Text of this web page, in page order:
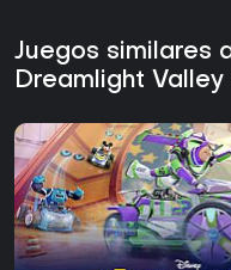
Juegos similares
Dreamlight Valley